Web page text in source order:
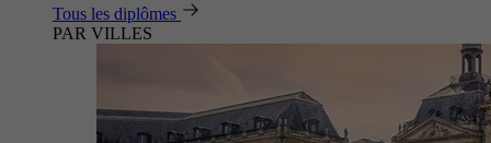
Tous les diplômes
PAR VILLES